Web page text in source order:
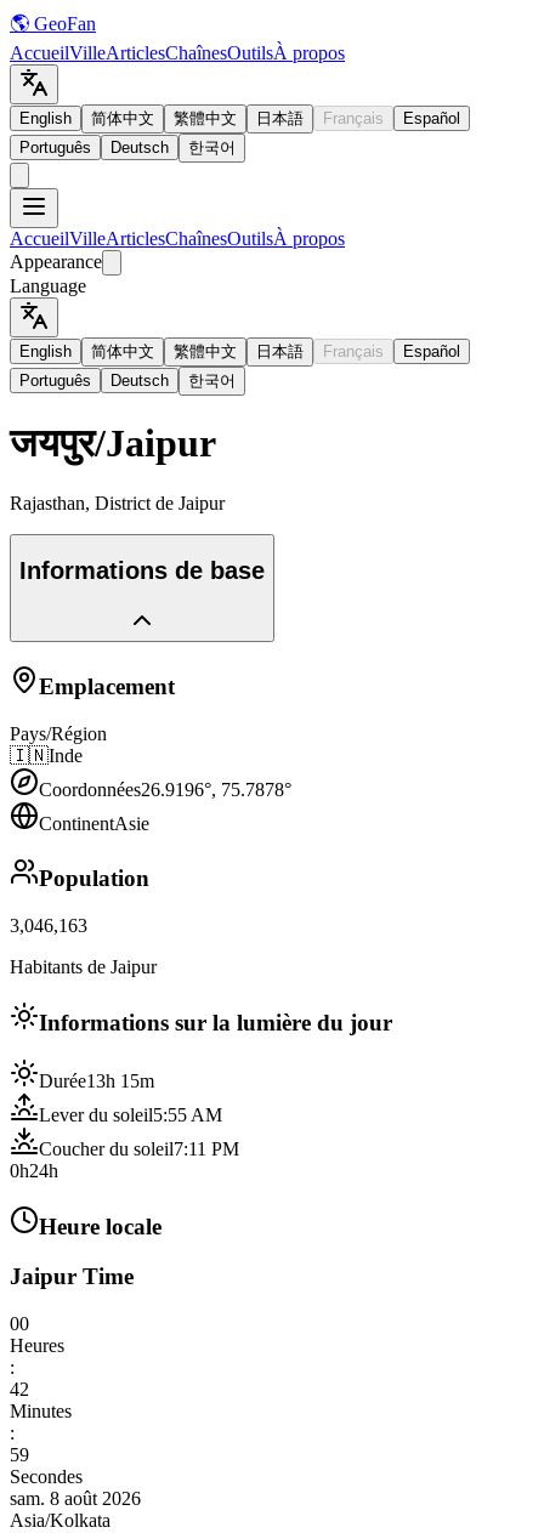
🌎 GeoFan
AccueilVilleArticlesChaînesOutilsÀ propos
English 简体中文 繁體中文 日本語 Français
Español
Português
Deutsch 한국어
AccueilVilleArticlesChaînesOutilsÀ propos
Appearance
Language
English 简体中文 繁體中文 日本語 Français
Español
Português
Deutsch 한국어
जयपुर/Jaipur
Rajasthan, District de Jaipur
Informations de base
Emplacement
Pays/Région
🇮🇳Inde
Coordonnées26.9196°, 75.7878°
ContinentAsie
Population
3,046,163
Habitants de Jaipur
Informations sur la lumière du jour
Durée13h 15m
Lever du soleil5:55 AM
Coucher du soleil7:11 PM
0h24h
Heure locale
Jaipur Time
00
Heures
:
43
Minutes
:
02
Secondes
sam. 8 août 2026
Asia/Kolkata